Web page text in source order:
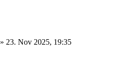
» 23. Nov 2025, 19:35